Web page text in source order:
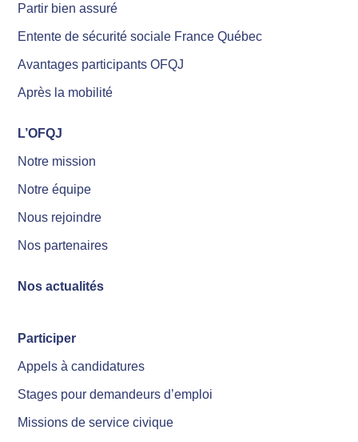
Partir bien assuré
Entente de sécurité sociale France Québec
Avantages participants OFQJ
Après la mobilité
L’OFQJ
Notre mission
Notre équipe
Nous rejoindre
Nos partenaires
Nos actualités
Participer
Appels à candidatures
Stages pour demandeurs d’emploi
Missions de service civique